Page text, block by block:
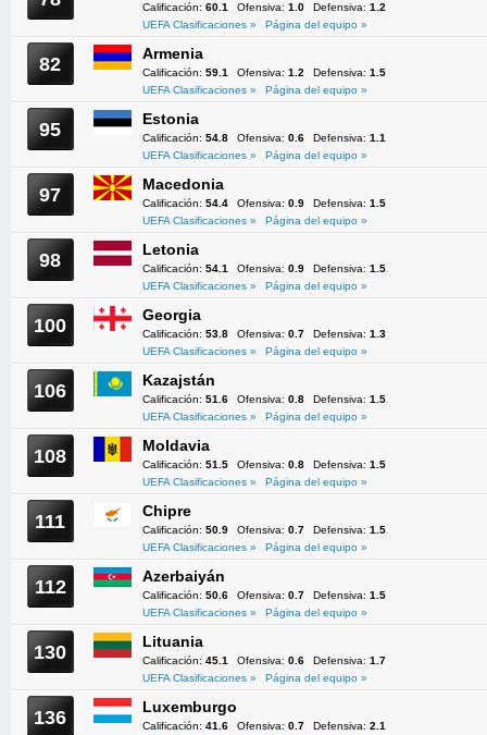
Calificación: 60.1 Ofensiva: 1.0 Defensiva: 1.2
UEFA Clasificaciones »
Página del equipo »
82 Armenia
Calificación: 59.1 Ofensiva: 1.2 Defensiva: 1.5
UEFA Clasificaciones »
Página del equipo »
95 Estonia
Calificación: 54.8 Ofensiva: 0.6 Defensiva: 1.1
UEFA Clasificaciones »
Página del equipo »
97 Macedonia
Calificación: 54.4 Ofensiva: 0.9 Defensiva: 1.5
UEFA Clasificaciones »
Página del equipo »
98 Letonia
Calificación: 54.1 Ofensiva: 0.9 Defensiva: 1.5
UEFA Clasificaciones »
Página del equipo »
100 Georgia
Calificación: 53.8 Ofensiva: 0.7 Defensiva: 1.3
UEFA Clasificaciones »
Página del equipo »
106 Kazajstán
Calificación: 51.6 Ofensiva: 0.8 Defensiva: 1.5
UEFA Clasificaciones »
Página del equipo »
108 Moldavia
Calificación: 51.5 Ofensiva: 0.8 Defensiva: 1.5
UEFA Clasificaciones »
Página del equipo »
111 Chipre
Calificación: 50.9 Ofensiva: 0.7 Defensiva: 1.5
UEFA Clasificaciones »
Página del equipo »
112 Azerbaiyán
Calificación: 50.6 Ofensiva: 0.7 Defensiva: 1.5
UEFA Clasificaciones »
Página del equipo »
130 Lituania
Calificación: 45.1 Ofensiva: 0.6 Defensiva: 1.7
UEFA Clasificaciones »
Página del equipo »
136 Luxemburgo
Calificación: 41.6 Ofensiva: 0.7 Defensiva: 2.1